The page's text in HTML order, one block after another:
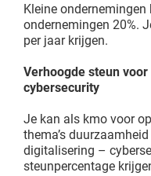
Kleine
ondernemingen 20%.
per jaar krijgen.
Verhoogde steun
cybersecurity
Je kan als kmo voor
thema’s
digitalisering –
steunpercentage